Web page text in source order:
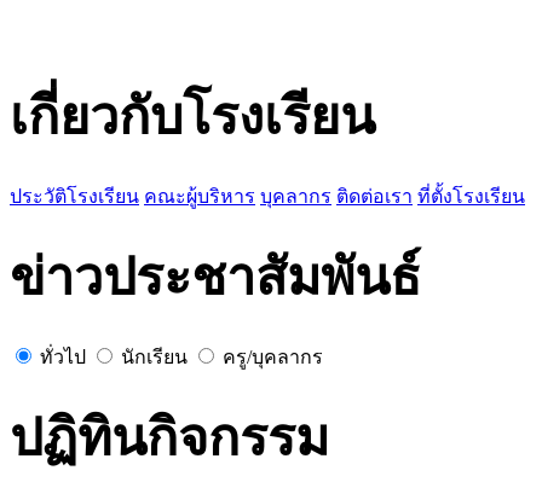
เกี่ยวกับโรงเรียน
ประวัติโรงเรียน คณะผู้บริหาร บุคลากร ติดต่อเรา ที่ตั้งโรงเรียน
ข่าวประชาสัมพันธ์
ทั่วไป นักเรียน ครู/บุคลากร
ปฏิทินกิจกรรม